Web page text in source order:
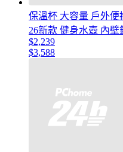
保溫杯 大容量 戶外便
26新款 健身水壺 內壁
$2,239
$3,588